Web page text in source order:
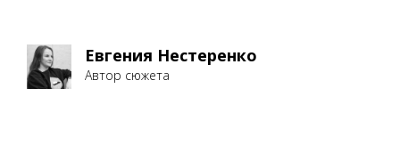
Евгения Нестеренко
Автор сюжета